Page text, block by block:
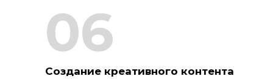
06
Создание креативного контента